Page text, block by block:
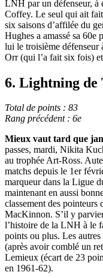
LNH par un défenseur, à
Coffey. Le seul qui ait
six saisons d’affilée du
Hughes a amassé sa 60e
lui le troisième défenseur
Orr (qui l’a fait six fois)
6. Lightning de
Total de points : 83
Rang précédent : 6e
Mieux vaut tard que
passes, mardi, Nikita
au trophée Art-Ross.
matchs depuis le 1er
marqueur dans la Ligue
maintenant en aussi
classement des
MacKinnon. S’il y
l’histoire de la LNH à le
points ou plus. Les
(après avoir comblé un
Lemieux (écart de 23
en 1961-62).